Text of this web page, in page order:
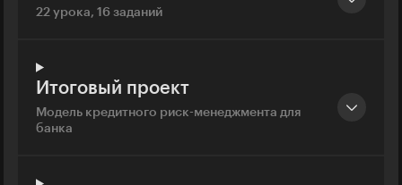
22 урока, 16 заданий
Итоговый проект
Модель кредитного риск-менеджмента для
банка